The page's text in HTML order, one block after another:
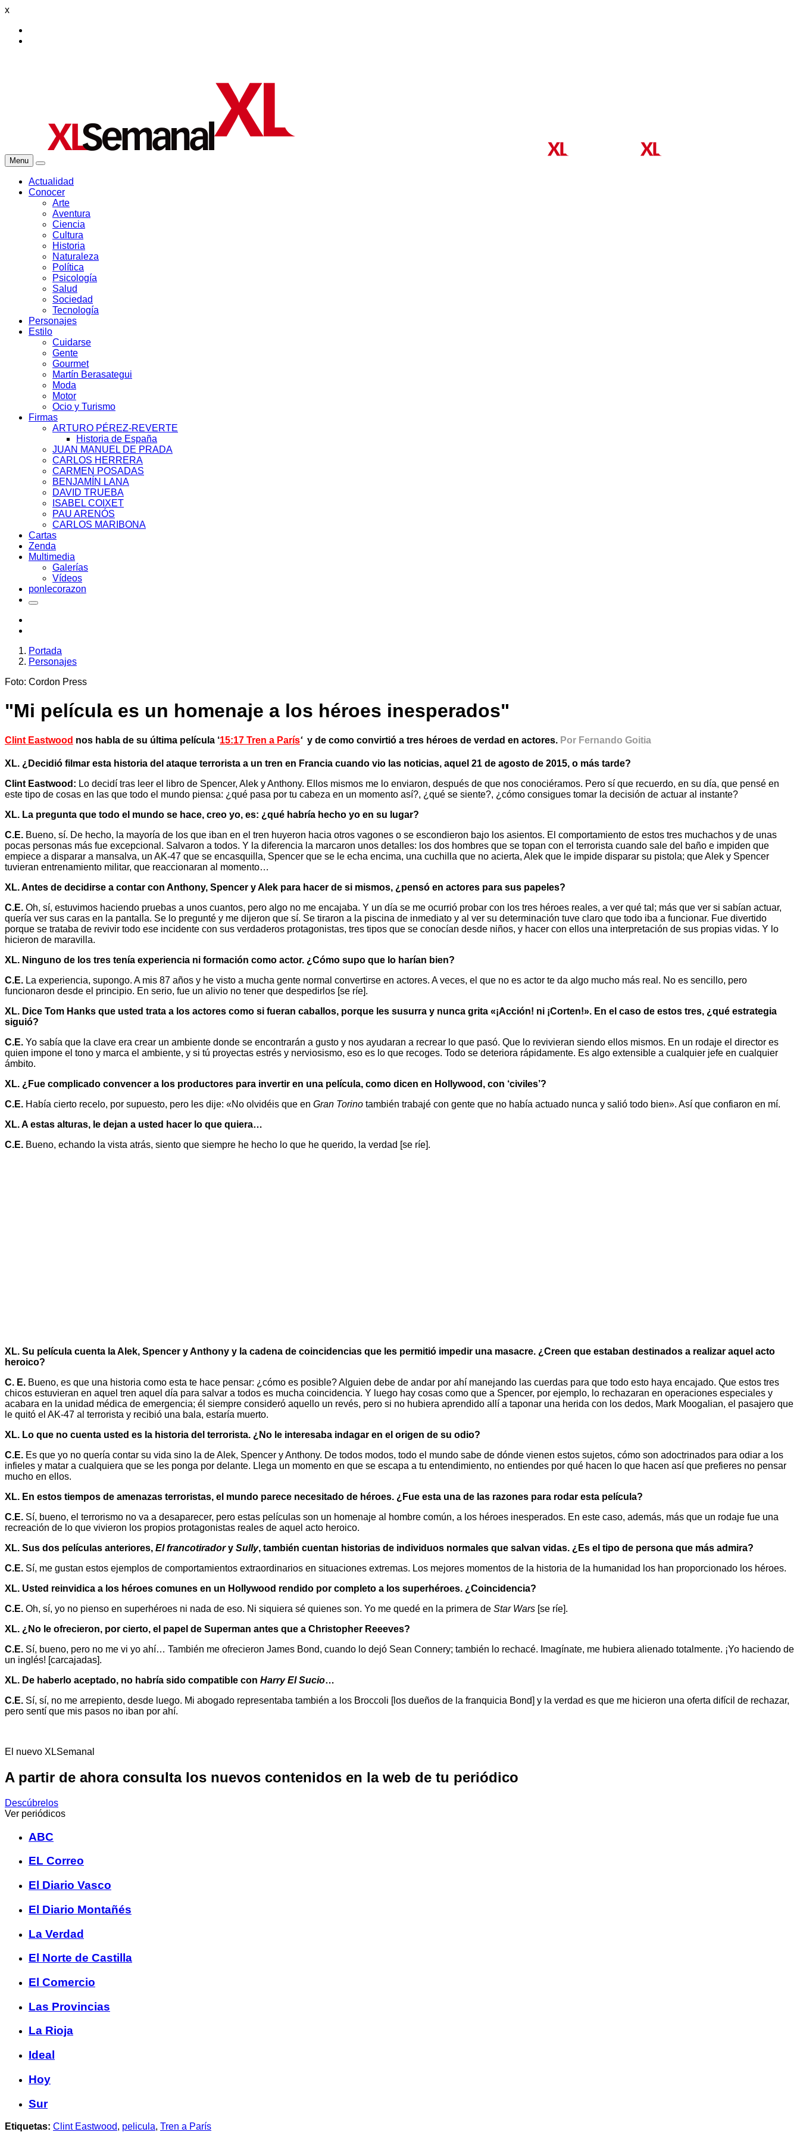
x
Menu
Actualidad
Conocer
Arte
Aventura
Ciencia
Cultura
Historia
Naturaleza
Política
Psicología
Salud
Sociedad
Tecnología
Personajes
Estilo
Cuidarse
Gente
Gourmet
Martín Berasategui
Moda
Motor
Ocio y Turismo
Firmas
ARTURO PÉREZ-REVERTE
Historia de España
JUAN MANUEL DE PRADA
CARLOS HERRERA
CARMEN POSADAS
BENJAMÍN LANA
DAVID TRUEBA
ISABEL COIXET
PAU ARENÓS
CARLOS MARIBONA
Cartas
Zenda
Multimedia
Galerías
Vídeos
ponlecorazon
Portada
Personajes
Foto: Cordon Press
"Mi película es un homenaje a los héroes inesperados"
Clint Eastwood nos habla de su última película ‘15:17 Tren a París‘ y de como convirtió a tres héroes de verdad en actores. Por Fernando Goitia
XL. ¿Decidió filmar esta historia del ataque terrorista a un tren en Francia cuando vio las noticias, aquel 21 de agosto de 2015, o más tarde?
Clint Eastwood: Lo decidí tras leer el libro de Spencer, Alek y Anthony. Ellos mismos me lo enviaron, después de que nos conociéramos. Pero sí que recuerdo, en su día, que pensé en
este tipo de cosas en las que todo el mundo piensa: ¿qué pasa por tu cabeza en un momento así?, ¿qué se siente?, ¿cómo consigues tomar la decisión de actuar al instante?
XL. La pregunta que todo el mundo se hace, creo yo, es: ¿qué habría hecho yo en su lugar?
C.E. Bueno, sí. De hecho, la mayoría de los que iban en el tren huyeron hacia otros vagones o se escondieron bajo los asientos. El comportamiento de estos tres muchachos y de unas
pocas personas más fue excepcional. Salvaron a todos. Y la diferencia la marcaron unos detalles: los dos hombres que se topan con el terrorista cuando sale del baño e impiden que
empiece a disparar a mansalva, un AK-47 que se encasquilla, Spencer que se le echa encima, una cuchilla que no acierta, Alek que le impide disparar su pistola; que Alek y Spencer
tuvieran entrenamiento militar, que reaccionaran al momento…
XL. Antes de decidirse a contar con Anthony, Spencer y Alek para hacer de si mismos, ¿pensó en actores para sus papeles?
C.E. Oh, sí, estuvimos haciendo pruebas a unos cuantos, pero algo no me encajaba. Y un día se me ocurrió probar con los tres héroes reales, a ver qué tal; más que ver si sabían actuar,
quería ver sus caras en la pantalla. Se lo pregunté y me dijeron que sí. Se tiraron a la piscina de inmediato y al ver su determinación tuve claro que todo iba a funcionar. Fue divertido
porque se trataba de revivir todo ese incidente con sus verdaderos protagonistas, tres tipos que se conocían desde niños, y hacer con ellos una interpretación de sus propias vidas. Y lo
hicieron de maravilla.
XL. Ninguno de los tres tenía experiencia ni formación como actor. ¿Cómo supo que lo harían bien?
C.E. La experiencia, supongo. A mis 87 años y he visto a mucha gente normal convertirse en actores. A veces, el que no es actor te da algo mucho más real. No es sencillo, pero
funcionaron desde el principio. En serio, fue un alivio no tener que despedirlos [se ríe].
XL. Dice Tom Hanks que usted trata a los actores como si fueran caballos, porque les susurra y nunca grita «¡Acción! ni ¡Corten!». En el caso de estos tres, ¿qué estrategia
siguió?
C.E. Yo sabía que la clave era crear un ambiente donde se encontrarán a gusto y nos ayudaran a recrear lo que pasó. Que lo revivieran siendo ellos mismos. En un rodaje el director es
quien impone el tono y marca el ambiente, y si tú proyectas estrés y nerviosismo, eso es lo que recoges. Todo se deteriora rápidamente. Es algo extensible a cualquier jefe en cualquier
ámbito.
XL. ¿Fue complicado convencer a los productores para invertir en una película, como dicen en Hollywood, con ‘civiles’?
C.E. Había cierto recelo, por supuesto, pero les dije: «No olvidéis que en Gran Torino también trabajé con gente que no había actuado nunca y salió todo bien». Así que confiaron en mí.
XL. A estas alturas, le dejan a usted hacer lo que quiera…
C.E. Bueno, echando la vista atrás, siento que siempre he hecho lo que he querido, la verdad [se ríe].
XL. Su película cuenta la Alek, Spencer y Anthony y la cadena de coincidencias que les permitió impedir una masacre. ¿Creen que estaban destinados a realizar aquel acto
heroico?
C. E. Bueno, es que una historia como esta te hace pensar: ¿cómo es posible? Alguien debe de andar por ahí manejando las cuerdas para que todo esto haya encajado. Que estos tres
chicos estuvieran en aquel tren aquel día para salvar a todos es mucha coincidencia. Y luego hay cosas como que a Spencer, por ejemplo, lo rechazaran en operaciones especiales y
acabara en la unidad médica de emergencia; él siempre consideró aquello un revés, pero si no hubiera aprendido allí a taponar una herida con los dedos, Mark Moogalian, el pasajero que
le quitó el AK-47 al terrorista y recibió una bala, estaría muerto.
XL. Lo que no cuenta usted es la historia del terrorista. ¿No le interesaba indagar en el origen de su odio?
C.E. Es que yo no quería contar su vida sino la de Alek, Spencer y Anthony. De todos modos, todo el mundo sabe de dónde vienen estos sujetos, cómo son adoctrinados para odiar a los
infieles y matar a cualquiera que se les ponga por delante. Llega un momento en que se escapa a tu entendimiento, no entiendes por qué hacen lo que hacen así que prefieres no pensar
mucho en ellos.
XL. En estos tiempos de amenazas terroristas, el mundo parece necesitado de héroes. ¿Fue esta una de las razones para rodar esta película?
C.E. Sí, bueno, el terrorismo no va a desaparecer, pero estas películas son un homenaje al hombre común, a los héroes inesperados. En este caso, además, más que un rodaje fue una
recreación de lo que vivieron los propios protagonistas reales de aquel acto heroico.
XL. Sus dos películas anteriores, El francotiradory Sully, también cuentan historias de individuos normales que salvan vidas. ¿Es el tipo de persona que más admira?
C.E. Sí, me gustan estos ejemplos de comportamientos extraordinarios en situaciones extremas. Los mejores momentos de la historia de la humanidad los han proporcionado los héroes.
XL. Usted reinvidica a los héroes comunes en un Hollywood rendido por completo a los superhéroes. ¿Coincidencia?
C.E. Oh, sí, yo no pienso en superhéroes ni nada de eso. Ni siquiera sé quienes son. Yo me quedé en la primera de Star Wars [se ríe].
XL. ¿No le ofrecieron, por cierto, el papel de Superman antes que a Christopher Reeeves?
C.E. Sí, bueno, pero no me vi yo ahí… También me ofrecieron James Bond, cuando lo dejó Sean Connery; también lo rechacé. Imagínate, me hubiera alienado totalmente. ¡Yo haciendo de
un inglés! [carcajadas].
XL. De haberlo aceptado, no habría sido compatible con Harry El Sucio…
C.E. Sí, sí, no me arrepiento, desde luego. Mi abogado representaba también a los Broccoli [los dueños de la franquicia Bond] y la verdad es que me hicieron una oferta difícil de rechazar,
pero sentí que mis pasos no iban por ahí.
El nuevo XLSemanal
A partir de ahora consulta los nuevos contenidos en la web de tu periódico
Descúbrelos
Ver periódicos
ABC
EL Correo
El Diario Vasco
El Diario Montañés
La Verdad
El Norte de Castilla
El Comercio
Las Provincias
La Rioja
Ideal
Hoy
Sur
Etiquetas: Clint Eastwood, pelicula, Tren a París